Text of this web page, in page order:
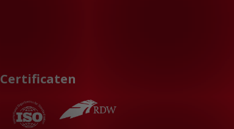
Certificaten